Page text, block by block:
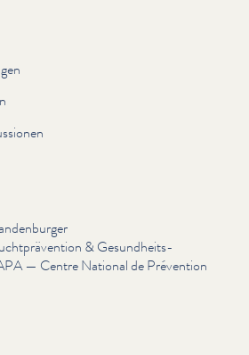
& Gesund­heits­
— Centre National de Prévention